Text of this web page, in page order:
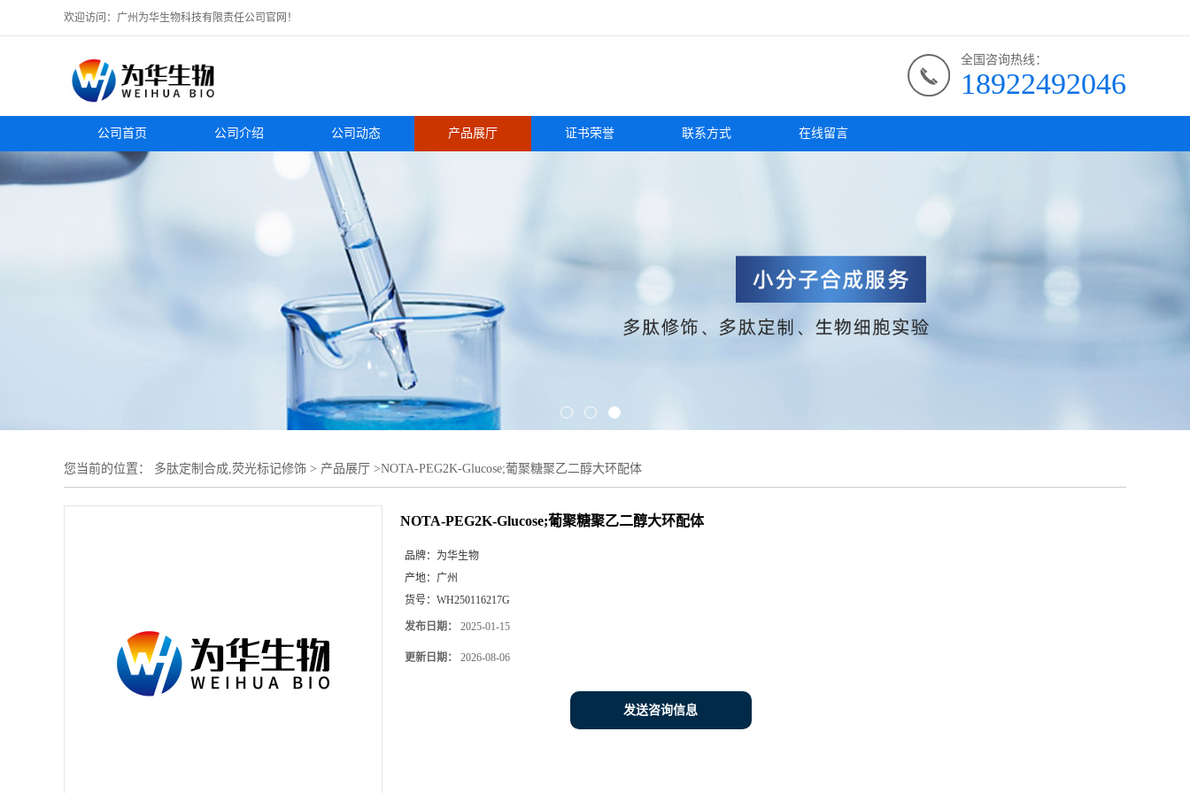
欢迎访问：广州为华生物科技有限责任公司官网！
全国咨询热线：
18922492046
公司首页 公司介绍 公司动态 产品展厅 证书荣誉 联系方式 在线留言
您当前的位置： 多肽定制合成,荧光标记修饰 > 产品展厅 >NOTA-PEG2K-Glucose;葡聚糖聚乙二醇大环配体
NOTA-PEG2K-Glucose;葡聚糖聚乙二醇大环配体
品牌： 为华生物
产地： 广州
货号： WH250116217G
发布日期： 2025-01-15
更新日期： 2026-08-06
发送咨询信息